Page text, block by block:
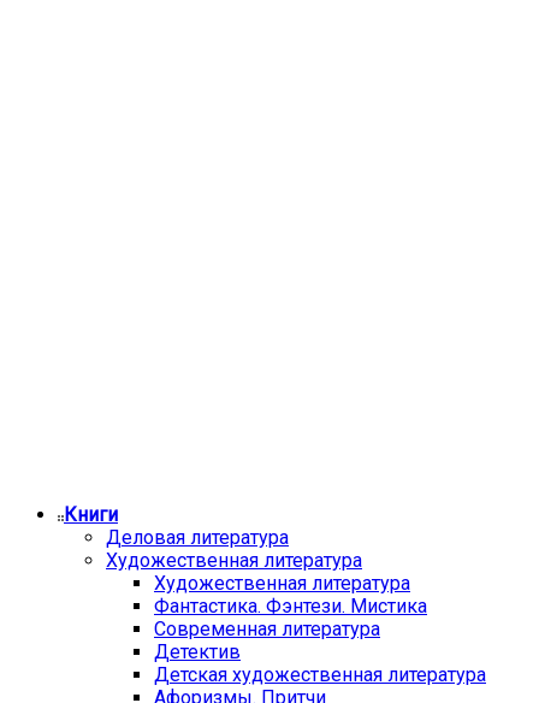
Книги
Деловая литература
Художественная литература
Художественная литература
Фантастика. Фэнтези. Мистика
Современная литература
Детектив
Детская художественная литература
Афоризмы. Притчи